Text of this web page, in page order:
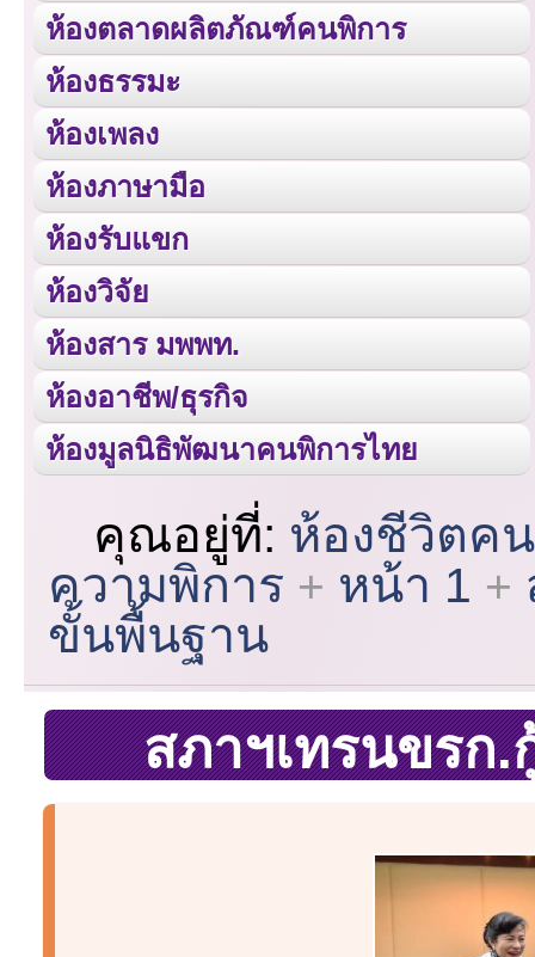
ห้องตลาดผลิตภัณฑ์คนพิการ
ห้องธรรมะ
ห้องเพลง
ห้องภาษามือ
ห้องรับแขก
ห้องวิจัย
ห้องสาร มพพท.
ห้องอาชีพ/ธุรกิจ
ห้องมูลนิธิพัฒนาคนพิการไทย
คุณอยู่ที่: ห้องชีวิตค
ความพิการ
หน้า 1
ขั้นพื้นฐาน
สภาฯเทรนขรก